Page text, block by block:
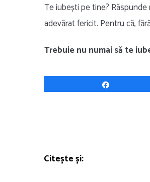
Te iubești pe tine?
adevărat fericit. Pentru că,
Trebuie nu numai să te
Citește și: